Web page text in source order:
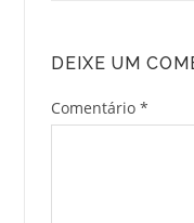
DEIXE UM
Comentário *